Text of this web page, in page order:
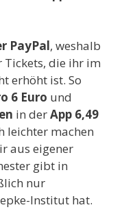
PayPal, weshalb
die ihr im
erhöht ist. So
6 Euro und
in derApp 6,49
leichter machen
aus eigener
gibt in
nur
Institut hat.